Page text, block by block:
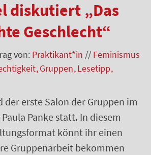
diskutiert „Das
Geschlecht“
von: Praktikant*in // Feminismus
Gruppen Lesetipp
der erste Salon der Gruppen im
Panke statt. In diesem
könnt ihr einen
Gruppenarbeit bekommen